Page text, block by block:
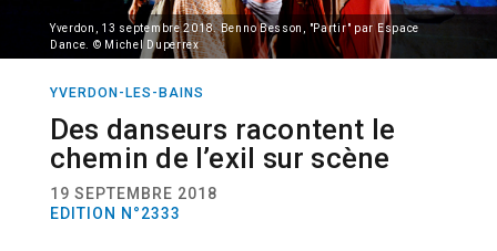
Yverdon, 13 septembre 2018. Benno Besson, "Partir" par Espace
Dance. © Michel Duperrex
YVERDON-LES-BAINS
Des danseurs racontent le
chemin de l’exil sur scène
19 SEPTEMBRE 2018
EDITION N°2333